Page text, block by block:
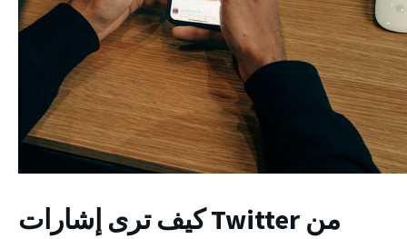
كيف ترى إشارات Twitter من